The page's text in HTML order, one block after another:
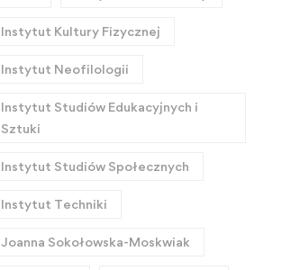
Instytut Kultury Fizycznej
Instytut Neofilologii
Instytut Studiów Edukacyjnych i
Sztuki
Instytut Studiów Społecznych
Instytut Techniki
Joanna Sokołowska-Moskwiak